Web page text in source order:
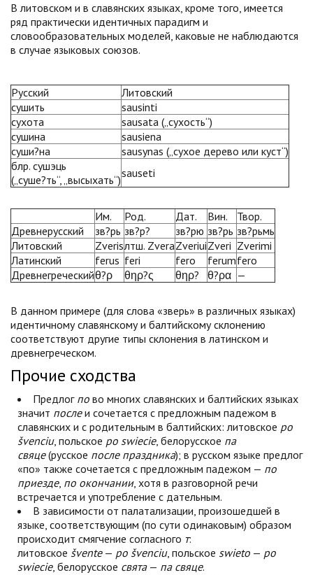
В литовском и в славянских языках, кроме того, имеется
ряд практически идентичных парадигм и
словообразовательных моделей, каковые не наблюдаются
в случае языковых союзов.
Русский
Литовский
сушить
sausinti
сухота
sausata („сухость“)
сушина
sausiena
суши?на
sausynas („сухое дерево или куст“)
блр. сушэць
(„суше?ть“, „высыхать“)sauseti
Им. Род. Дат. Вин.
Твор.
Древнерусский
зв?рь зв?р? зв?рю зв?рь зв?рьмь
Литовский
Zverisлтш. ZveraZveriuiZveri Zverimi
Латинский
ferus feri fero ferumfero
Древнегреческийθ?ρ θηρ?ς θηρ? θ?ρα —
В данном примере (для слова «зверь» в различных языках)
идентичному славянскому и балтийскому склонению
соответствуют другие типы склонения в латинском и
древнегреческом.
Прочие сходства
Предлог по во многих славянских и балтийских языках
значит послеи сочетается с предложным падежом в
славянских и с родительным в балтийских: литовское po
švenciu, польское po swiecie, белорусское па
свяце(русское после праздника); в русском языке предлог
«по» также сочетается с предложным падежом — по
приезде, по окончании, хотя в разговорной речи
встречается и употребление с дательным.
В зависимости от палатализации, произошедшей в
языке, соответствующим (по сути одинаковым) образом
происходит смягчение согласного т:
литовское švente— po švenciu, польское swieto — po
swiecie, белорусское свята— па свяце.